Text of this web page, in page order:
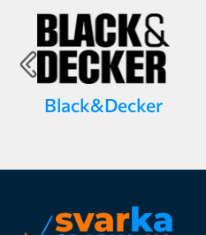
Black&Decker